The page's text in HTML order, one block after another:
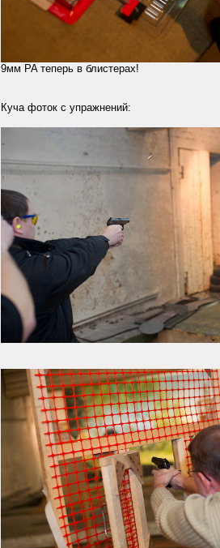
9мм PA теперь в блистерах!
Куча фоток с упражнений: